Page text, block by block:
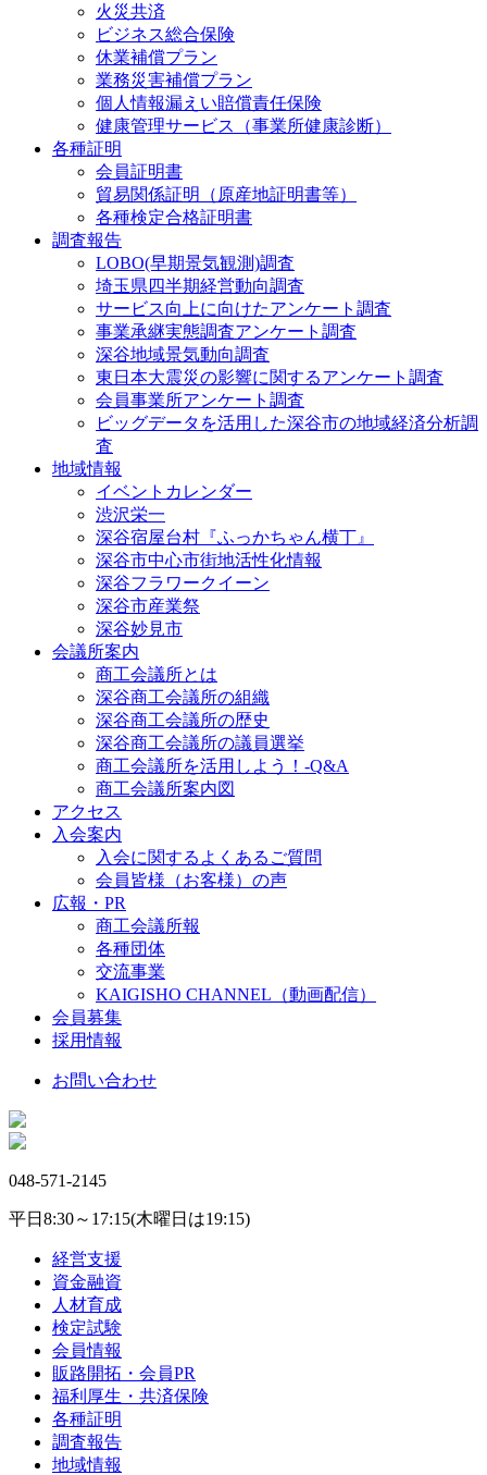
火災共済
ビジネス総合保険
休業補償プラン
業務災害補償プラン
個人情報漏えい賠償責任保険
健康管理サービス（事業所健康診断）
各種証明
会員証明書
貿易関係証明（原産地証明書等）
各種検定合格証明書
調査報告
LOBO(早期景気観測)調査
埼玉県四半期経営動向調査
サービス向上に向けたアンケート調査
事業承継実態調査アンケート調査
深谷地域景気動向調査
東日本大震災の影響に関するアンケート調査
会員事業所アンケート調査
ビッグデータを活用した深谷市の地域経済分析調
査
地域情報
イベントカレンダー
渋沢栄一
深谷宿屋台村『ふっかちゃん横丁』
深谷市中心市街地活性化情報
深谷フラワークイーン
深谷市産業祭
深谷妙見市
会議所案内
商工会議所とは
深谷商工会議所の組織
深谷商工会議所の歴史
深谷商工会議所の議員選挙
商工会議所を活用しよう！-Q&A
商工会議所案内図
アクセス
入会案内
入会に関するよくあるご質問
会員皆様（お客様）の声
広報・PR
商工会議所報
各種団体
交流事業
KAIGISHO CHANNEL（動画配信）
会員募集
採用情報
お問い合わせ
048-571-2145
平日8:30～17:15(木曜日は19:15)
経営支援
資金融資
人材育成
検定試験
会員情報
販路開拓・会員PR
福利厚生・共済保険
各種証明
調査報告
地域情報